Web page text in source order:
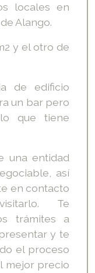
locales en
Alango.
y el otro de
de edificio
un bar pero
que tiene
una entidad
así
en contacto
Te
trámites a
y te
el proceso
mejor precio